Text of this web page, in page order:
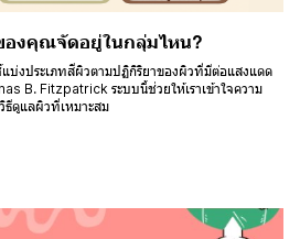
องคุณจัดอยู่ในกลุ่มไหน?
งประเภทสีผิวตามปฏิกิริยาของผิวที่มีต่อแสงแดด
B. Fitzpatrick ระบบนี้ช่วยให้เราเข้าใจความ
ธีดูแลผิวที่เหมาะสม